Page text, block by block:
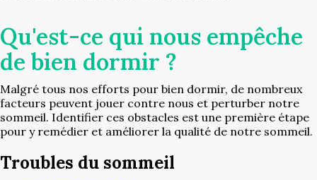
Qu'est-ce qui nous empêche
de bien dormir ?
Malgré tous nos efforts pour bien dormir, de nombreux
facteurs peuvent jouer contre nous et perturber notre
sommeil. Identifier ces obstacles est une première étape
pour y remédier et améliorer la qualité de notre sommeil.
Troubles du sommeil